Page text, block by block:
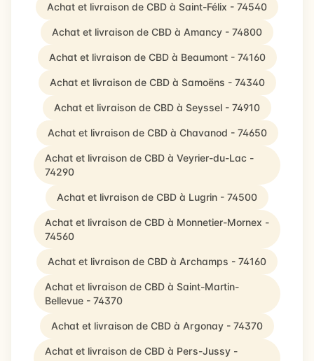
Achat et livraison de CBD à Saint-Félix - 74540
Achat et livraison de CBD à Amancy - 74800
Achat et livraison de CBD à Beaumont - 74160
Achat et livraison de CBD à Samoëns - 74340
Achat et livraison de CBD à Seyssel - 74910
Achat et livraison de CBD à Chavanod - 74650
Achat et livraison de CBD à Veyrier-du-Lac -
74290
Achat et livraison de CBD à Lugrin - 74500
Achat et livraison de CBD à Monnetier-Mornex -
74560
Achat et livraison de CBD à Archamps - 74160
Achat et livraison de CBD à Saint-Martin-
Bellevue - 74370
Achat et livraison de CBD à Argonay - 74370
Achat et livraison de CBD à Pers-Jussy -